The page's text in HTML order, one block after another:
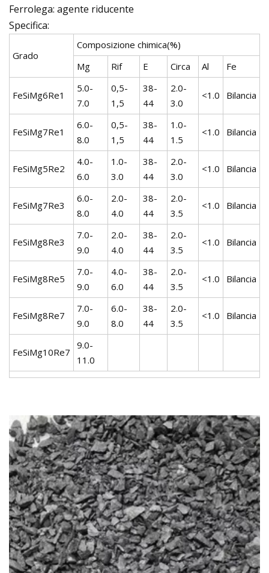
Ferrolega: agente riducente
Specifica:
Grado
Composizione chimica(%)
Mg
Rif E Circa Al Fe
FeSiMg6Re1
5.0-
7.0
0,5-
1,5
38-
44
2.0-
3.0
<1.0 Bilancia
FeSiMg7Re1
6.0-
8.0
0,5-
1,5
38-
44
1.0-
1.5
<1.0 Bilancia
FeSiMg5Re2
4.0-
6.0
1.0-
3.0
38-
44
2.0-
3.0
<1.0 Bilancia
FeSiMg7Re3
6.0-
8.0
2.0-
4.0
38-
44
2.0-
3.5
<1.0 Bilancia
FeSiMg8Re3
7.0-
9.0
2.0-
4.0
38-
44
2.0-
3.5
<1.0 Bilancia
FeSiMg8Re5
7.0-
9.0
4.0-
6.0
38-
44
2.0-
3.5
<1.0 Bilancia
FeSiMg8Re7
7.0-
9.0
6.0-
8.0
38-
44
2.0-
3.5
<1.0 Bilancia
FeSiMg10Re7
9.0-
11.0